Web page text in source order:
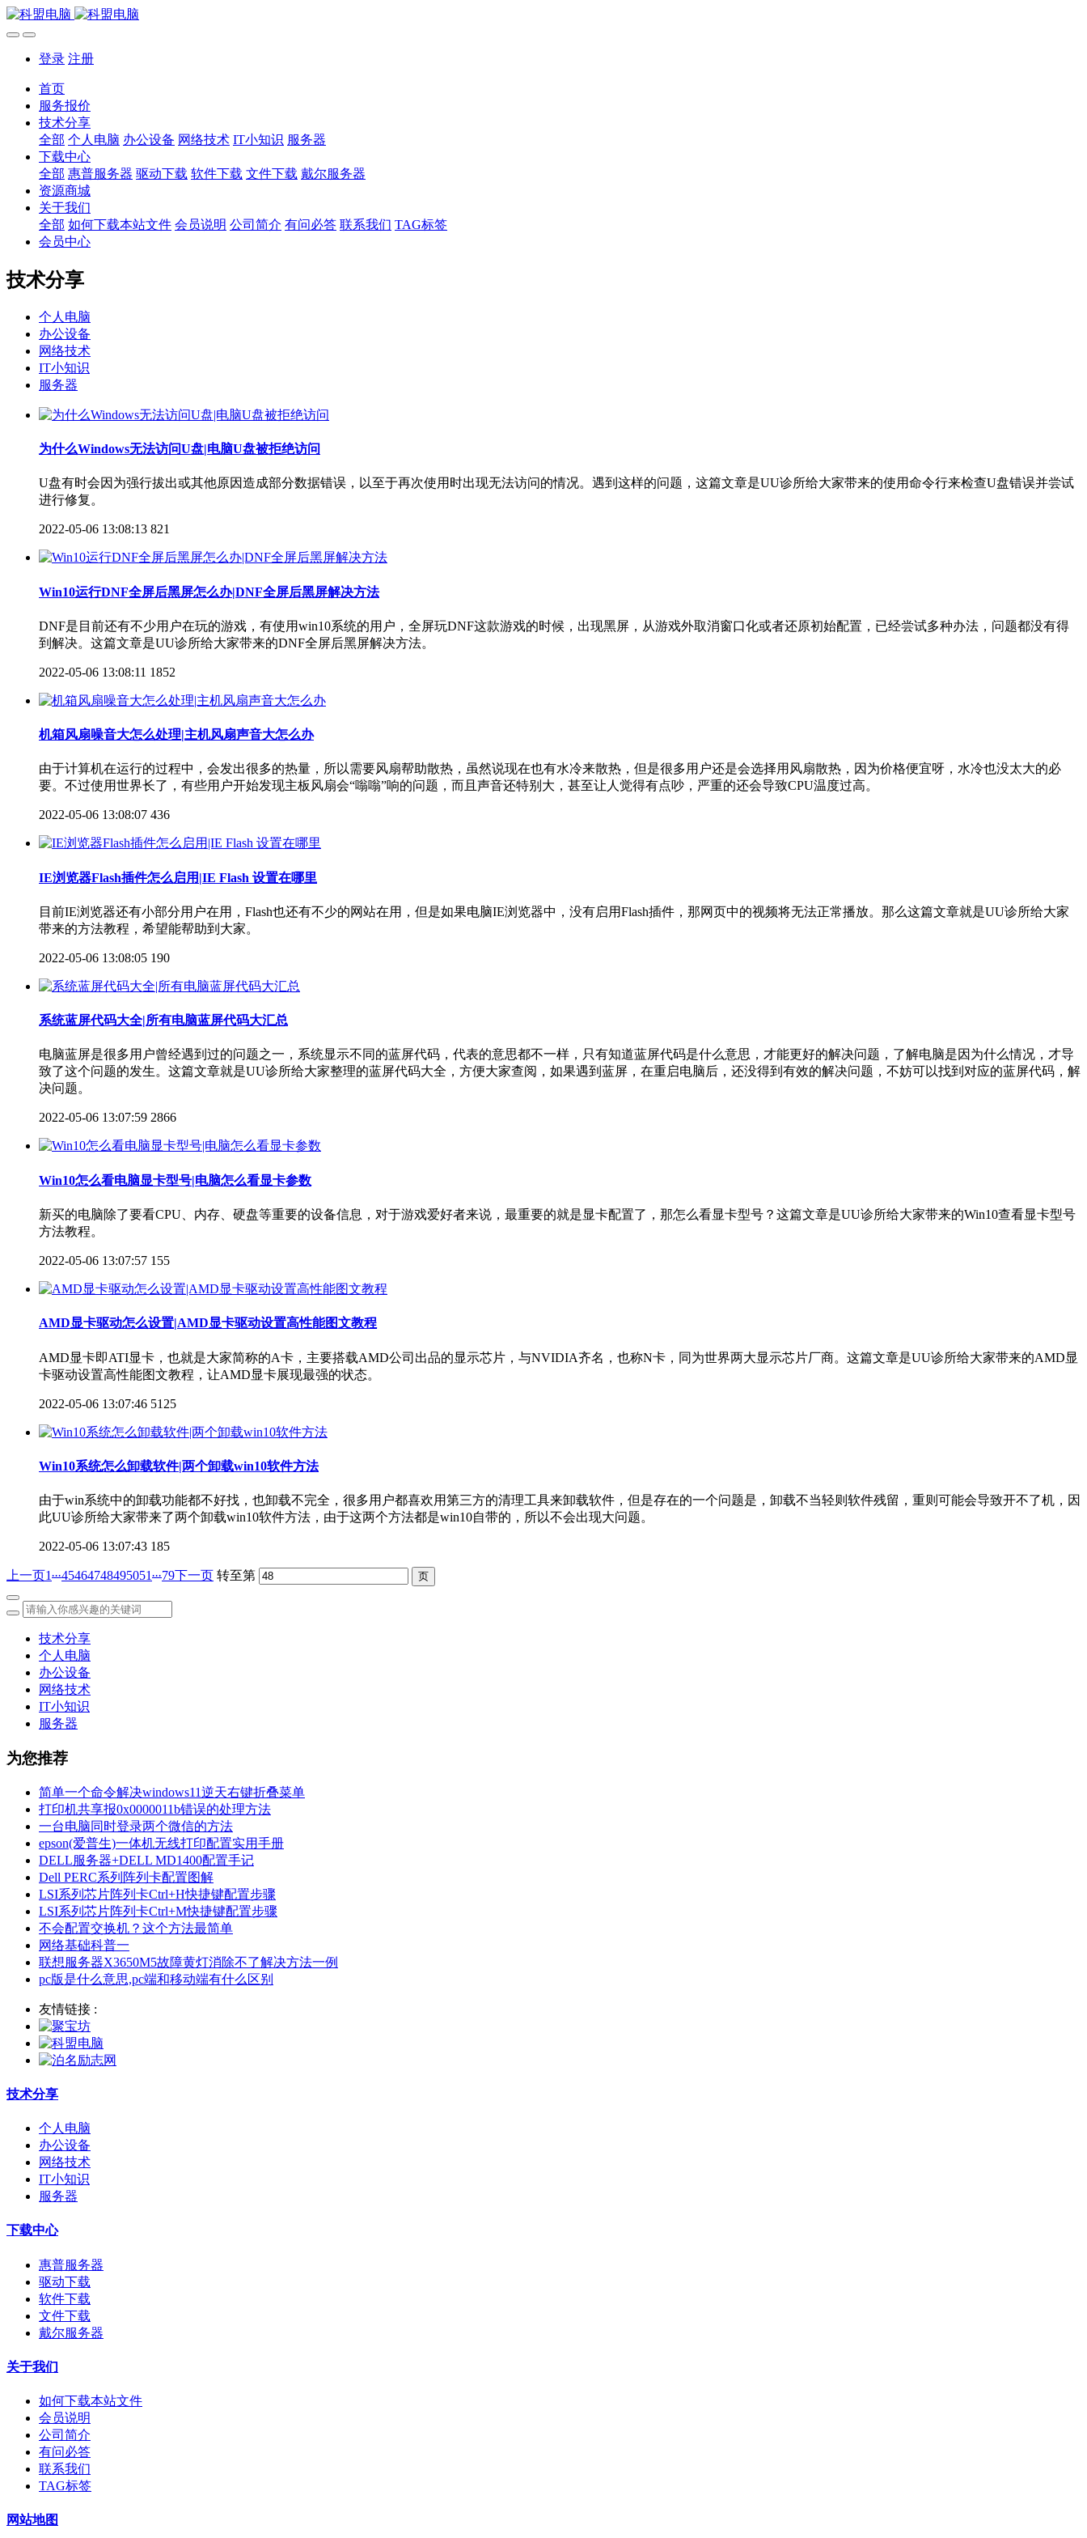
登录 注册
首页
服务报价
技术分享
全部 个人电脑 办公设备 网络技术 IT小知识 服务器
下载中心
全部 惠普服务器 驱动下载 软件下载 文件下载 戴尔服务器
资源商城
关于我们
全部 如何下载本站文件 会员说明 公司简介 有问必答 联系我们 TAG标签
会员中心
技术分享
个人电脑
办公设备
网络技术
IT小知识
服务器
为什么Windows无法访问U盘|电脑U盘被拒绝访问
U盘有时会因为强行拔出或其他原因造成部分数据错误，以至于再次使用时出现无法访问的情况。遇到这样的问题，这篇文章是UU诊所给大家带来的使用命令行来检查U盘错误并尝试
进行修复。
2022-05-06 13:08:13 821
Win10运行DNF全屏后黑屏怎么办|DNF全屏后黑屏解决方法
DNF是目前还有不少用户在玩的游戏，有使用win10系统的用户，全屏玩DNF这款游戏的时候，出现黑屏，从游戏外取消窗口化或者还原初始配置，已经尝试多种办法，问题都没有得
到解决。这篇文章是UU诊所给大家带来的DNF全屏后黑屏解决方法。
2022-05-06 13:08:11 1852
机箱风扇噪音大怎么处理|主机风扇声音大怎么办
由于计算机在运行的过程中，会发出很多的热量，所以需要风扇帮助散热，虽然说现在也有水冷来散热，但是很多用户还是会选择用风扇散热，因为价格便宜呀，水冷也没太大的必
要。不过使用世界长了，有些用户开始发现主板风扇会“嗡嗡”响的问题，而且声音还特别大，甚至让人觉得有点吵，严重的还会导致CPU温度过高。
2022-05-06 13:08:07 436
IE浏览器Flash插件怎么启用|IE Flash 设置在哪里
目前IE浏览器还有小部分用户在用，Flash也还有不少的网站在用，但是如果电脑IE浏览器中，没有启用Flash插件，那网页中的视频将无法正常播放。那么这篇文章就是UU诊所给大家
带来的方法教程，希望能帮助到大家。
2022-05-06 13:08:05 190
系统蓝屏代码大全|所有电脑蓝屏代码大汇总
电脑蓝屏是很多用户曾经遇到过的问题之一，系统显示不同的蓝屏代码，代表的意思都不一样，只有知道蓝屏代码是什么意思，才能更好的解决问题，了解电脑是因为什么情况，才导
致了这个问题的发生。这篇文章就是UU诊所给大家整理的蓝屏代码大全，方便大家查阅，如果遇到蓝屏，在重启电脑后，还没得到有效的解决问题，不妨可以找到对应的蓝屏代码，解
决问题。
2022-05-06 13:07:59 2866
Win10怎么看电脑显卡型号|电脑怎么看显卡参数
新买的电脑除了要看CPU、内存、硬盘等重要的设备信息，对于游戏爱好者来说，最重要的就是显卡配置了，那怎么看显卡型号？这篇文章是UU诊所给大家带来的Win10查看显卡型号
方法教程。
2022-05-06 13:07:57 155
AMD显卡驱动怎么设置|AMD显卡驱动设置高性能图文教程
AMD显卡即ATI显卡，也就是大家简称的A卡，主要搭载AMD公司出品的显示芯片，与NVIDIA齐名，也称N卡，同为世界两大显示芯片厂商。这篇文章是UU诊所给大家带来的AMD显
卡驱动设置高性能图文教程，让AMD显卡展现最强的状态。
2022-05-06 13:07:46 5125
Win10系统怎么卸载软件|两个卸载win10软件方法
由于win系统中的卸载功能都不好找，也卸载不完全，很多用户都喜欢用第三方的清理工具来卸载软件，但是存在的一个问题是，卸载不当轻则软件残留，重则可能会导致开不了机，因
此UU诊所给大家带来了两个卸载win10软件方法，由于这两个方法都是win10自带的，所以不会出现大问题。
2022-05-06 13:07:43 185
上一页1...45464748495051...79下一页 转至第
技术分享
个人电脑
办公设备
网络技术
IT小知识
服务器
为您推荐
简单一个命令解决windows11逆天右键折叠菜单
打印机共享报0x0000011b错误的处理方法
一台电脑同时登录两个微信的方法
epson(爱普生)一体机无线打印配置实用手册
DELL服务器+DELL MD1400配置手记
Dell PERC系列阵列卡配置图解
LSI系列芯片阵列卡Ctrl+H快捷键配置步骤
LSI系列芯片阵列卡Ctrl+M快捷键配置步骤
不会配置交换机？这个方法最简单
网络基础科普一
联想服务器X3650M5故障黄灯消除不了解决方法一例
pc版是什么意思,pc端和移动端有什么区别
友情链接 :
技术分享
个人电脑
办公设备
网络技术
IT小知识
服务器
下载中心
惠普服务器
驱动下载
软件下载
文件下载
戴尔服务器
关于我们
如何下载本站文件
会员说明
公司简介
有问必答
联系我们
TAG标签
网站地图